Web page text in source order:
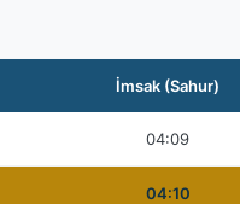
İmsak (Sahur)
04:09
04:10